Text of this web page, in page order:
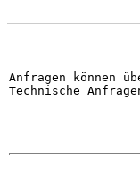
Anfragen können
Technische